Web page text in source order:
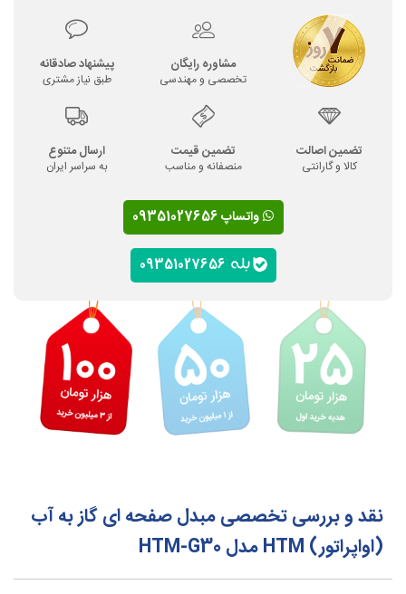
مشاوره رایگان
تخصصی و مهندسی
پیشنهاد صادقانه
طبق نیاز مشتری
تضمین اصالت
کالا و گارانتی
تضمین قیمت
منصفانه و مناسب
ارسال متنوع
به سراسر ایران
واتساپ 09351027656
نقد و بررسی تخصصی مبدل صفحه ای گاز به آب
(اواپراتور) HTM مدل HTM-G30